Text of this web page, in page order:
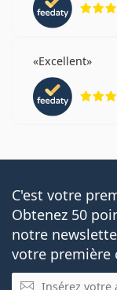
Excellent
C'est votre
Obtenez 50
notre
votre première
E-mail